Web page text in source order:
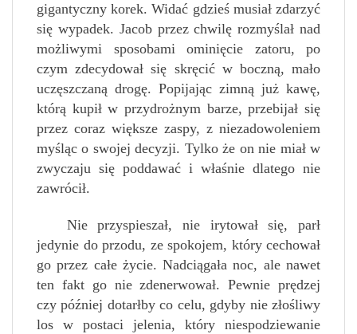
gigantyczny korek. Widać gdzieś musiał zdarzyć
się wypadek. Jacob przez chwilę rozmyślał nad
możliwymi sposobami ominięcie zatoru, po
czym zdecydował się skręcić w boczną, mało
uczęszczaną drogę. Popijając zimną już kawę,
którą kupił w przydrożnym barze, przebijał się
przez coraz większe zaspy, z niezadowoleniem
myśląc o swojej decyzji. Tylko że on nie miał w
zwyczaju się poddawać i właśnie dlatego nie
zawrócił.
Nie przyspieszał, nie irytował się, parł
jedynie do przodu, ze spokojem, który cechował
go przez całe życie. Nadciągała noc, ale nawet
ten fakt go nie zdenerwował. Pewnie prędzej
czy później dotarłby co celu, gdyby nie złośliwy
los w postaci jelenia, który niespodziewanie